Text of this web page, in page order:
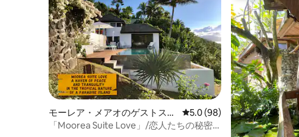
モーレア・メアオのゲストスイ
ート
レビュー98件、5つ星中5.0
5.0 (98)
「Moorea Suite Love」/恋人たちの秘密